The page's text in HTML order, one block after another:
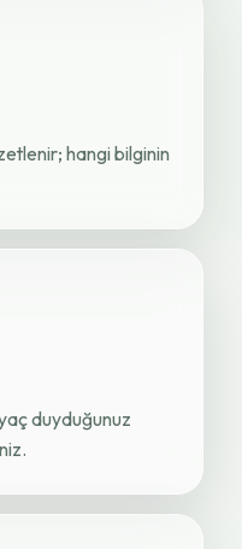
hangi bilginin
duyduğunuz